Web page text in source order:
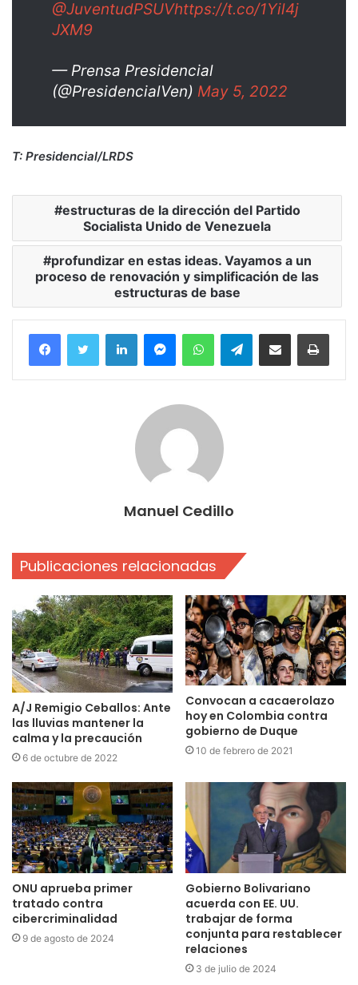
@JuventudPSUVhttps://t.co/1Yil4j
JXM9
— Prensa Presidencial
(@PresidencialVen) May 5, 2022
T: Presidencial/LRDS
estructuras de la dirección del Partido
Socialista Unido de Venezuela
profundizar en estas ideas. Vayamos a un
proceso de renovación y simplificación de las
estructuras de base
FacebookTwitter LinkedInMessengerWhatsAppTelegramCompartir por correo electrónico
Manuel Cedillo
Publicaciones relacionadas
A/J Remigio Ceballos: Ante
las lluvias mantener la
calma y la precaución
6 de octubre de 2022
Convocan a cacaerolazo
hoy en Colombia contra
gobierno de Duque
10 de febrero de 2021
ONU aprueba primer
tratado contra
cibercriminalidad
9 de agosto de 2024
Gobierno Bolivariano
acuerda con EE. UU.
trabajar de forma
conjunta para restablecer
relaciones
3 de julio de 2024